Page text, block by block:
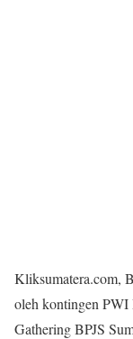
Kliksumatera.com,
oleh kontingen PWI
Gathering BPJS